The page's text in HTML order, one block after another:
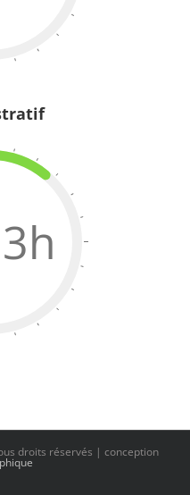
droits réservés | conception